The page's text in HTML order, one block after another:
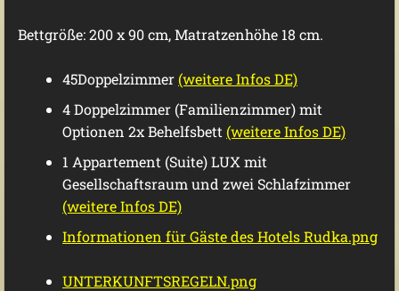
Bettgröße: 200 x 90 cm, Matratzenhöhe 18 cm.
45Doppelzimmer (weitere Infos DE)
4 Doppelzimmer (Familienzimmer) mit
Optionen 2x Behelfsbett (weitere Infos DE)
1 Appartement (Suite) LUX mit
Gesellschaftsraum und zwei Schlafzimmer
(weitere Infos DE)
Informationen für Gäste des Hotels Rudka.png
UNTERKUNFTSREGELN.png